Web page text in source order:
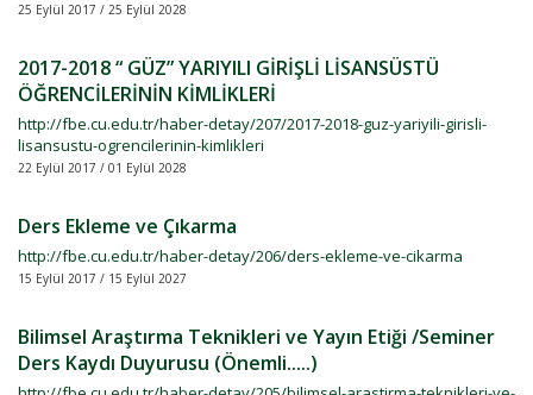
25 Eylül 2017 / 25 Eylül 2028
2017-2018 “ GÜZ” YARIYILI GİRİŞLİ LİSANSÜSTÜ
ÖĞRENCİLERİNİN KİMLİKLERİ
http://fbe.cu.edu.tr/haber-detay/207/2017-2018-guz-yariyili-girisli-
lisansustu-ogrencilerinin-kimlikleri
22 Eylül 2017 / 01 Eylül 2028
Ders Ekleme ve Çıkarma
http://fbe.cu.edu.tr/haber-detay/206/ders-ekleme-ve-cikarma
15 Eylül 2017 / 15 Eylül 2027
Bilimsel Araştırma Teknikleri ve Yayın Etiği /Seminer
Ders Kaydı Duyurusu (Önemli.....)